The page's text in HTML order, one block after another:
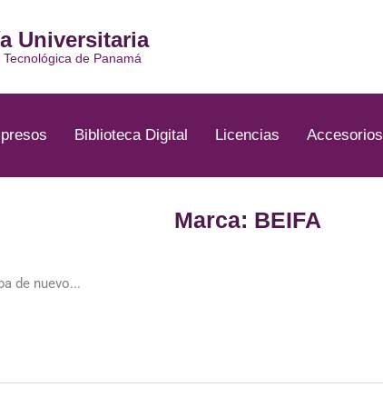
Universitaria
de Panamá
Biblioteca Digital Licencias Accesorios
Marca: BEIFA
de nuevo...